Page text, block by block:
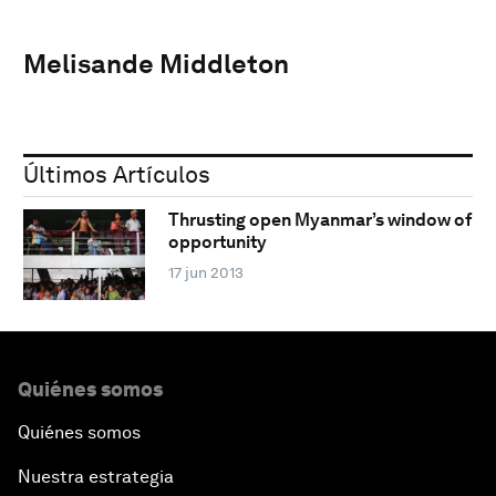
Melisande Middleton
Últimos Artículos
Thrusting open Myanmar’s window of
opportunity
17 jun 2013
Quiénes somos
Quiénes somos
Nuestra estrategia